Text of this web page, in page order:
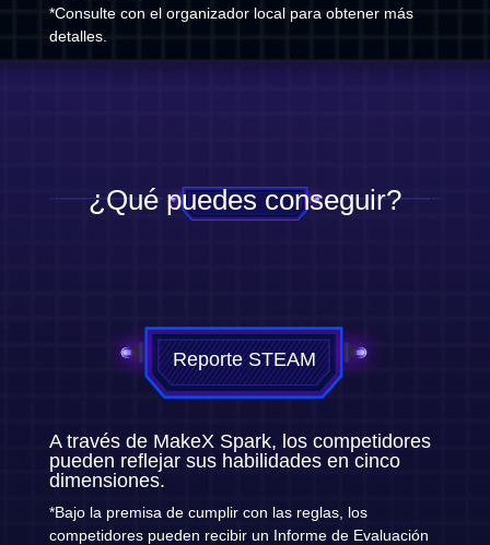
*Consulte con el organizador local para obtener más
detalles.
¿Qué puedes conseguir?
Reporte STEAM
A través de MakeX Spark, los competidores
pueden reflejar sus habilidades en cinco
dimensiones.
*Bajo la premisa de cumplir con las reglas, los
competidores pueden recibir un Informe de Evaluación